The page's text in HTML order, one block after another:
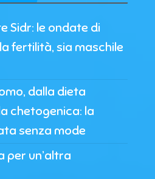
Sidr: le ondate di
fertilità, sia maschile
dalla dieta
chetogenica: la
senza mode
per un’altra